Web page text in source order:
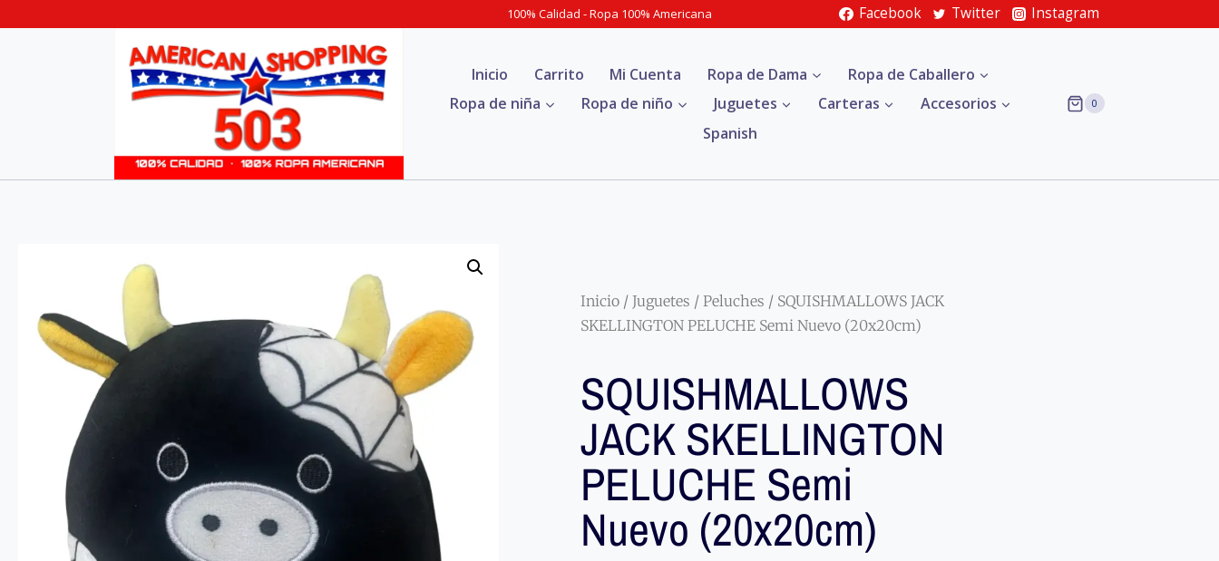
100% Calidad - Ropa 100% Americana Facebook Twitter Instagram
Inicio Carrito Mi Cuenta Ropa de Dama
Ropa de Caballero
Ropa de niña
Ropa de niño Juguetes Carteras
Accesorios
Spanish
0
Inicio / Juguetes / Peluches / SQUISHMALLOWS JACK
SKELLINGTON PELUCHE Semi Nuevo (20x20cm)
SQUISHMALLOWS
JACK SKELLINGTON
PELUCHE Semi
Nuevo (20x20cm)